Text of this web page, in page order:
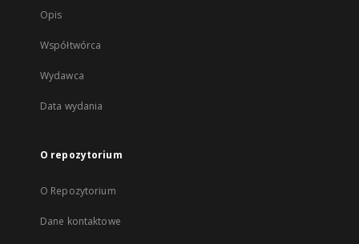
Opis
Współtwórca
Wydawca
Data wydania
O repozytorium
O Repozytorium
Dane kontaktowe